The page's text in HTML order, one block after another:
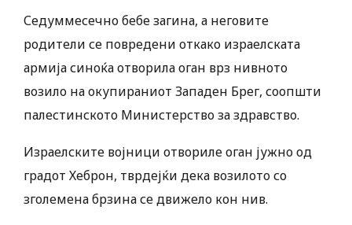
Седуммесечно бебе загина, а неговите
родители се повредени откако израелската
армија синоќа отворила оган врз нивното
возило на окупираниот Западен Брег, соопшти
палестинското Министерство за здравство.
Израелските војници отвориле оган јужно од
градот Хеброн, тврдејќи дека возилото со
зголемена брзина се движело кон нив.